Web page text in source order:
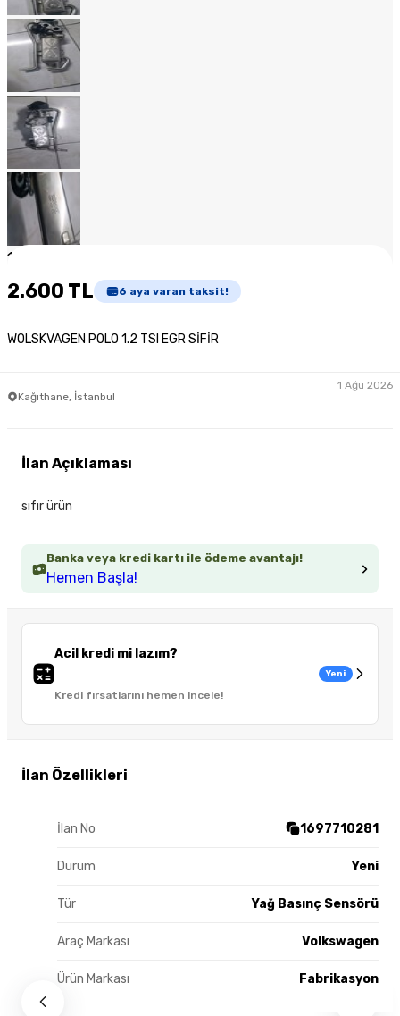
1
2.600 TL 6 aya varan taksit!
WOLSKVAGEN POLO 1.2 TSI EGR SİFİR
Kağıthane, İstanbul
1 Ağu 2026
Banka veya kredi kartı ile ödeme avantajı!
Hemen Başla!
Acil kredi mi lazım?
Kredi fırsatlarını hemen incele!
Yeni
İlan Özellikleri
İlan No 1697710281
Durum Yeni
Tür Yağ Basınç Sensörü
Araç Markası Volkswagen
Ürün Markası Fabrikasyon
İlan Açıklaması
sıfır ürün